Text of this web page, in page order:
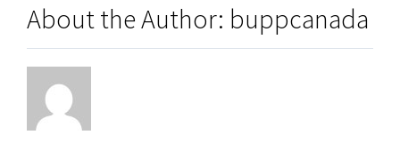
About the Author: buppcanada